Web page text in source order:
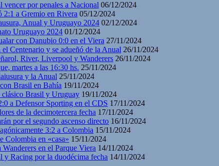
por penales a Nacional 06/12/2024
2:1 a Gremio en Rivera 05/12/2024
Anual y Uruguayo 2024 02/12/2024
Uruguayo 2024 01/12/2024
con Danubio 0:0 en el Viera 27/11/2024
Centenario y se adueñó de la Anual 26/11/2024
River, Liverpool y Wanderers 26/11/2024
martes a las 16:30 hs. 25/11/2024
y la Anual 25/11/2024
Brasil en Bahía 19/11/2024
Brasil y Uruguay 19/11/2024
a Defensor Sporting en el CDS 17/11/2024
de la decimotercera fecha 17/11/2024
por el segundo ascenso directo 16/11/2024
3:2 a Colombia 15/11/2024
Colombia en «casa» 15/11/2024
en el Parque Viera 14/11/2024
y Racing por la duodécima fecha 14/11/2024